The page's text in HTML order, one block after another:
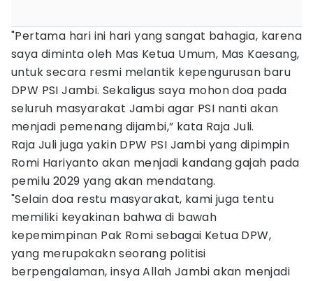
"Pertama hari ini hari yang sangat bahagia, karena
saya diminta oleh Mas Ketua Umum, Mas Kaesang,
untuk secara resmi melantik kepengurusan baru
DPW PSI Jambi. Sekaligus saya mohon doa pada
seluruh masyarakat Jambi agar PSI nanti akan
menjadi pemenang dijambi,” kata Raja Juli.
Raja Juli juga yakin DPW PSI Jambi yang dipimpin
Romi Hariyanto akan menjadi kandang gajah pada
pemilu 2029 yang akan mendatang.
"Selain doa restu masyarakat, kami juga tentu
memiliki keyakinan bahwa di bawah
kepemimpinan Pak Romi sebagai Ketua DPW,
yang merupakakn seorang politisi
berpengalaman, insya Allah Jambi akan menjadi